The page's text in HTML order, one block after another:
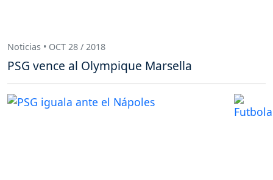
Noticias • OCT 28 / 2018
PSG vence al Olympique Marsella